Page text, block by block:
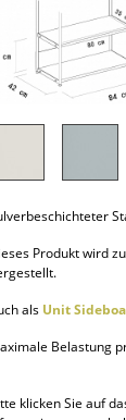
Produkt wird
als Unit
Belastung
klicken Sie auf